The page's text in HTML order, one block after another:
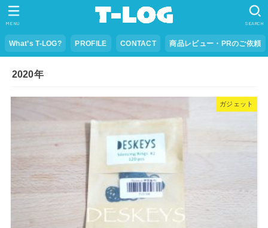
What’s T-LOG? PROFILE CONTACT 商品レビュー・PRのご依頼
SEARCH
MENU
2020年
ガジェット